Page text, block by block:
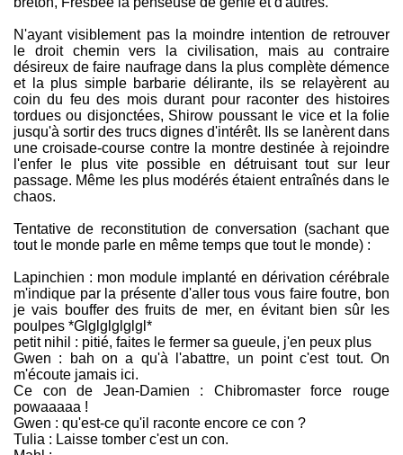
N'ayant visiblement pas la moindre intention de retrouver
le droit chemin vers la civilisation, mais au contraire
désireux de faire naufrage dans la plus complète démence
et la plus simple barbarie délirante, ils se relayèrent au
coin du feu des mois durant pour raconter des histoires
tordues ou disjonctées, Shirow poussant le vice et la folie
jusqu'à sortir des trucs dignes d'intérêt. Ils se lanèrent dans
une croisade-course contre la montre destinée à rejoindre
l'enfer le plus vite possible en détruisant tout sur leur
passage. Même les plus modérés étaient entraînés dans le
chaos.
Tentative de reconstitution de conversation (sachant que
tout le monde parle en même temps que tout le monde) :
Lapinchien : mon module implanté en dérivation cérébrale
m'indique par la présente d'aller tous vous faire foutre, bon
je vais bouffer des fruits de mer, en évitant bien sûr les
poulpes *Glglglglglgl*
petit nihil : pitié, faites le fermer sa gueule, j'en peux plus
Gwen : bah on a qu'à l'abattre, un point c'est tout. On
m'écoute jamais ici.
Ce con de Jean-Damien : Chibromaster force rouge
powaaaaa !
Gwen : qu'est-ce qu'il raconte encore ce con ?
Tulia : Laisse tomber c'est un con.